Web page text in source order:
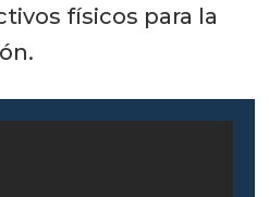
físicos para la